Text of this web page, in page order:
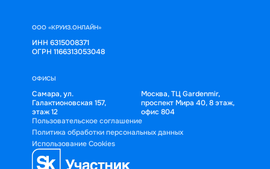
ООО «КРУИЗ.ОНЛАЙН»
ИНН 6315008371
ОГРН 1166313053048
ОФИСЫ
Самара, ул.
Галактионовская 157,
этаж 12
Москва, ТЦ Gardenmir,
проспект Мира 40, 8 этаж,
офис 804
Пользовательское соглашение
Политика обработки персональных данных
Использование Cookies